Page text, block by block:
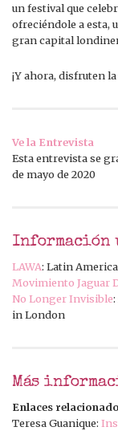
un festival que
ofreciéndole a esta,
gran capital
¡Y ahora, disfruten
Ve la Entrevista
Esta entrevista se
de mayo de 2020
LAWA: Latin
Movimiento Jaguar
No Longer Invisible
in London
Más
Enlaces
Teresa Guanique: